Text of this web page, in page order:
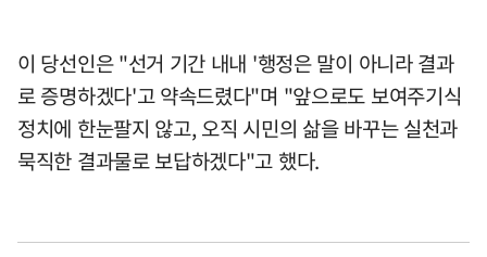
이 당선인은 "선거 기간 내내 '행정은 말이 아니라 결과
로 증명하겠다'고 약속드렸다"며 "앞으로도 보여주기식
정치에 한눈팔지 않고, 오직 시민의 삶을 바꾸는 실천과
묵직한 결과물로 보답하겠다"고 했다.